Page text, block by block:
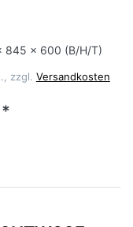
845 x 600 (B/H/T)
zzgl. Versandkosten
Produkt liegen